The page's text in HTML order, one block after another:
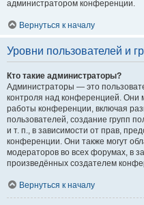
администратором конференции.
Вернуться к началу
Уровни пользователей и
Кто такие администраторы?
Администраторы — это
контроля над конференцией. Они
работы конференции, включая
пользователей, создание групп
и т. п., в зависимости от прав,
конференции. Они также могут
модераторов во всех форумах, в
произведённых создателем
Вернуться к началу